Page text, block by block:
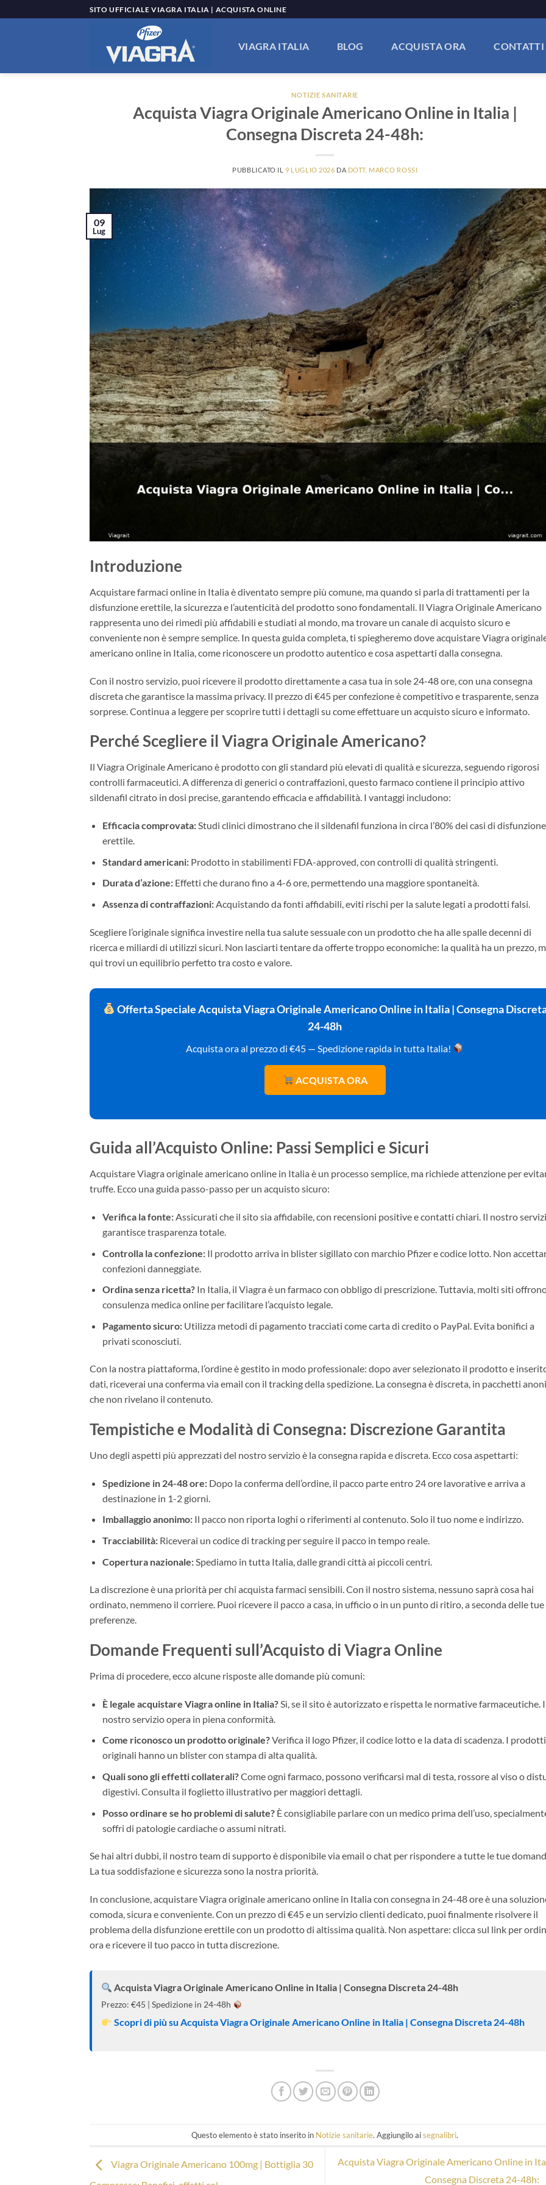
ai
SITO UFFICIALE VIAGRA ITALIA | ACQUISTA ONLINE
VIAGRA ITALIA BLOG ACQUISTA ORA CONTATTI
NOTIZIE SANITARIE
Acquista Viagra Originale Americano Online in Italia |
Consegna Discreta 24-48h:
PUBBLICATO IL9 LUGLIO 2026 DA DOTT. MARCO ROSSI
09
Lug
Introduzione
Acquistare farmaci online in Italia è diventato sempre più comune, ma quando si parla di trattamenti per la
disfunzione erettile, la sicurezza e l’autenticità del prodotto sono fondamentali. Il Viagra Originale Americano
rappresenta uno dei rimedi più affidabili e studiati al mondo, ma trovare un canale di acquisto sicuro e
conveniente non è sempre semplice. In questa guida completa, ti spiegheremo dove acquistare Viagra
americano online in Italia, come riconoscere un prodotto autentico e cosa aspettarti dalla consegna.
Con il nostro servizio, puoi ricevere il prodotto direttamente a casa tua in sole 24-48 ore, con una consegna
discreta che garantisce la massima privacy. Il prezzo di €45 per confezione è competitivo e trasparente, senza
sorprese. Continua a leggere per scoprire tutti i dettagli su come effettuare un acquisto sicuro e informato.
Perché Scegliere il Viagra Originale Americano?
Il Viagra Originale Americano è prodotto con gli standard più elevati di qualità e sicurezza, seguendo rigorosi
controlli farmaceutici. A differenza di generici o contraffazioni, questo farmaco contiene il principio attivo
sildenafil citrato in dosi precise, garantendo efficacia e affidabilità. I vantaggi includono:
Efficacia comprovata:Studi clinici dimostrano che il sildenafil funziona in circa l’80% dei casi di disfunzione
erettile.
Standard americani:Prodotto in stabilimenti FDA-approved, con controlli di qualità stringenti.
Durata d’azione:Effetti che durano fino a 4-6 ore, permettendo una maggiore spontaneità.
Assenza di contraffazioni:Acquistando da fonti affidabili, eviti rischi per la salute legati a prodotti falsi.
Scegliere l’originale significa investire nella tua salute sessuale con un prodotto che ha alle spalle decenni di
ricerca e miliardi di utilizzi sicuri. Non lasciarti tentare da offerte troppo economiche: la qualità ha un prezzo,
qui trovi un equilibrio perfetto tra costo e valore.
Offerta Speciale Acquista Viagra Originale Americano Online in Italia | Consegna
24-48h
Acquista ora al prezzo di €45 — Spedizione rapida in tutta Italia!
ACQUISTA ORA
Guida all’Acquisto Online: Passi Semplici e Sicuri
Acquistare Viagra originale americano online in Italia è un processo semplice, ma richiede attenzione per
truffe. Ecco una guida passo-passo per un acquisto sicuro:
Verifica la fonte:Assicurati che il sito sia affidabile, con recensioni positive e contatti chiari. Il nostro
garantisce trasparenza totale.
Controlla la confezione:Il prodotto arriva in blister sigillato con marchio Pfizer e codice lotto. Non
confezioni danneggiate.
Ordina senza ricetta?In Italia, il Viagra è un farmaco con obbligo di prescrizione. Tuttavia, molti siti
consulenza medica online per facilitare l’acquisto legale.
Pagamento sicuro:Utilizza metodi di pagamento tracciati come carta di credito o PayPal. Evita bonifici a
privati sconosciuti.
Con la nostra piattaforma, l’ordine è gestito in modo professionale: dopo aver selezionato il prodotto e
dati, riceverai una conferma via email con il tracking della spedizione. La consegna è discreta, in pacchetti
che non rivelano il contenuto.
Tempistiche e Modalità di Consegna: Discrezione Garantita
Uno degli aspetti più apprezzati del nostro servizio è la consegna rapida e discreta. Ecco cosa aspettarti:
Spedizione in 24-48 ore:Dopo la conferma dell’ordine, il pacco parte entro 24 ore lavorative e arriva a
destinazione in 1-2 giorni.
Imballaggio anonimo:Il pacco non riporta loghi o riferimenti al contenuto. Solo il tuo nome e indirizzo.
Tracciabilità:Riceverai un codice di tracking per seguire il pacco in tempo reale.
Copertura nazionale:Spediamo in tutta Italia, dalle grandi città ai piccoli centri.
La discrezione è una priorità per chi acquista farmaci sensibili. Con il nostro sistema, nessuno saprà cosa hai
ordinato, nemmeno il corriere. Puoi ricevere il pacco a casa, in ufficio o in un punto di ritiro, a seconda delle tue
preferenze.
Domande Frequenti sull’Acquisto di Viagra Online
Prima di procedere, ecco alcune risposte alle domande più comuni:
È legale acquistare Viagra online in Italia?Sì, se il sito è autorizzato e rispetta le normative farmaceutiche.
nostro servizio opera in piena conformità.
Come riconosco un prodotto originale?Verifica il logo Pfizer, il codice lotto e la data di scadenza. I prodotti
originali hanno un blister con stampa di alta qualità.
Quali sono gli effetti collaterali?Come ogni farmaco, possono verificarsi mal di testa, rossore al viso o
digestivi. Consulta il foglietto illustrativo per maggiori dettagli.
Posso ordinare se ho problemi di salute?È consigliabile parlare con un medico prima dell’uso,
soffri di patologie cardiache o assumi nitrati.
Se hai altri dubbi, il nostro team di supporto è disponibile via email o chat per rispondere a tutte le tue
La tua soddisfazione e sicurezza sono la nostra priorità.
In conclusione, acquistare Viagra originale americano online in Italia con consegna in 24-48 ore è una
comoda, sicura e conveniente. Con un prezzo di €45 e un servizio clienti dedicato, puoi finalmente risolvere il
problema della disfunzione erettile con un prodotto di altissima qualità. Non aspettare: clicca sul link per
ora e ricevere il tuo pacco in tutta discrezione.
Acquista Viagra Originale Americano Online in Italia | Consegna Discreta 24-48h
Prezzo: €45 | Spedizione in 24-48h
Scopri di più su Acquista Viagra Originale Americano Online in Italia | Consegna Discreta 24-48h
Questo elemento è stato inserito in Notizie sanitarie. Aggiungilo aisegnalibri.
Viagra Originale Americano 100mg | Bottiglia 30
Acquista Viagra Originale Americano Online in
Consegna Discreta 24-48h: